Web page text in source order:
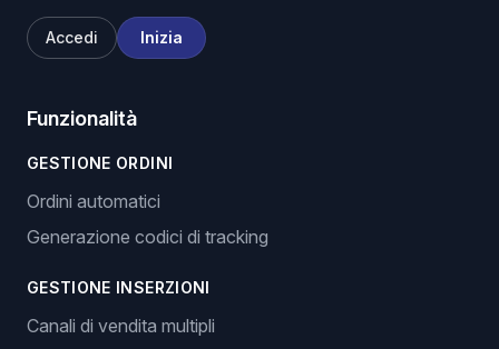
Accedi Inizia
Funzionalità
GESTIONE ORDINI
Ordini automatici
Generazione codici di tracking
GESTIONE INSERZIONI
Canali di vendita multipli